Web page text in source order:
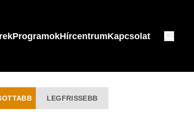
ProgramokHírcentrumKapcsolat
LEGFRISSEBB